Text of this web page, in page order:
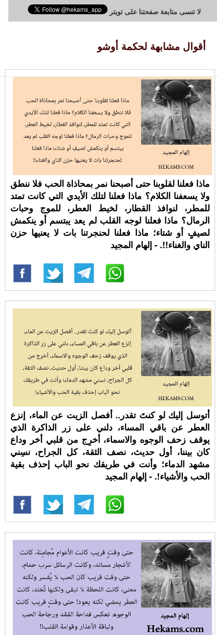
لا تنسى متابعة صفحتنا على تويتر
أقوال مشابهة لحكمة أوشو
ماذا فعلنا لقلوبنا حتى أصبحنا نمر بمحاذاة الحب فلا ننطق
ولا يسعفنا الكلام؟ ماذا فعلنا لتلك الأيدي التي كانت تمتد
للمطر، لنوافذ القطار، لخيط العطر، للموج وحبات
الرمال؟ ماذا فعلنا لوجه القلب لم يعد يبتسم أو ينكمش
لصيفٍ أو شتاء؛ ماذا فعلنا لحنجرتنا بات لا يعنيها حزن
الناي والغناء!!. - إلهام المجيد
أتوسل إليك لو كنتَ تقدر.. أفصل الزيت عن الماء، إنزع
العطر عن باقي المساء، دلني على زر الذاكرة الذي
يوقف زحف الوجوه والاسماء، أخرِج من قلبي أخر وداع
كان بيننا، أول حديث، نصف الثقة، كل الجراح، نسِني
مشهد الدماء؛ وأنت في طريقك نحو الباب إحذف بقية
الحب والأشياء!. - إلهام المجيد